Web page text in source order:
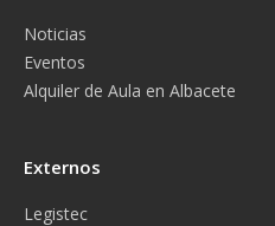
Noticias
Eventos
Alquiler de Aula en Albacete
Externos
Legistec